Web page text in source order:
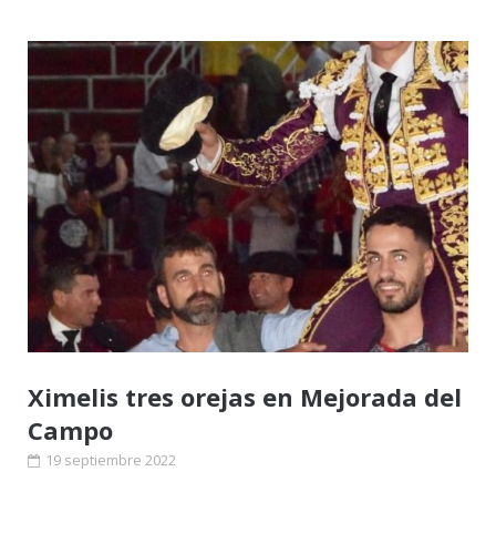
Ximelis tres orejas en Mejorada del
Campo
19 septiembre 2022